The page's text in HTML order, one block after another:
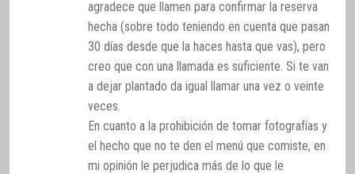
agradece que llamen para confirmar la reserva
hecha (sobre todo teniendo en cuenta que pasan
30 días desde que la haces hasta que vas), pero
creo que con una llamada es suficiente. Si te van
a dejar plantado da igual llamar una vez o veinte
veces.
En cuanto a la prohibición de tomar fotografías y
el hecho que no te den el menú que comiste, en
mi opinión le perjudica más de lo que le